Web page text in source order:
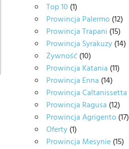
Top 10 (1)
Prowincja Palermo(12)
Prowincja Trapani (15)
Prowincja Syrakuzy(14)
Żywność (10)
Prowincja Katania (11)
Prowincja Enna (14)
Prowincja Caltanissetta
Prowincja Ragusa (12)
Prowincja Agrigento(17)
Oferty(1)
Prowincja Mesynie(15)